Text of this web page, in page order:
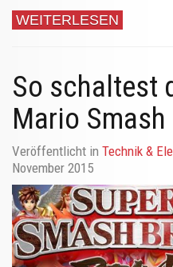
WEITERLESEN
So schaltest
Mario
Veröffentlicht in Technik &
November 2015